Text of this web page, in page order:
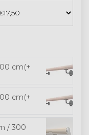
cm(+
cm(+
/ 300